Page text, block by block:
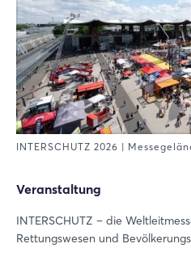
INTERSCHUTZ 2026 |
Veranstaltung
INTERSCHUTZ – die
Rettungswesen und